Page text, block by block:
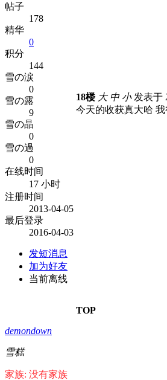
帖子
178
精华
0
积分
144
雪の涙
0
雪の露
9
雪の晶
0
雪の過
0
在线时间
17 小时
注册时间
2013-04-05
最后登录
2016-04-03
发短消息
加为好友
当前离线
18楼 大 中 小发表于
今天的收获真大哈 我
TOP
demondown
雪糕
家族: 没有家族